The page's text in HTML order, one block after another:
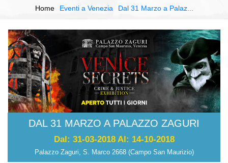
Home Eventi a Venezia Dal 31 Marzo a Palaz...
DAL 31 MARZO A PALAZZO ZAGURI
Dal: 31-03-2018 Al: 14-10-2018
Palazzo Zaguri, S. Marco 2668 (Campo San Maurizio)